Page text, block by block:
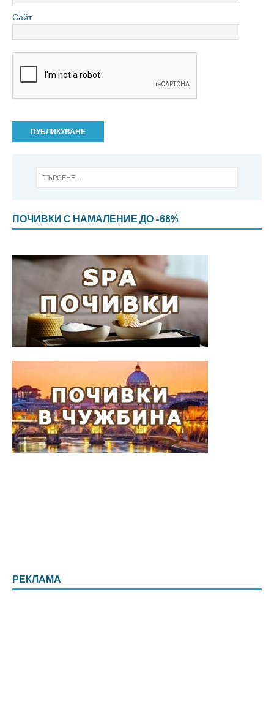
Сайт
ПОЧИВКИ С НАМАЛЕНИЕ ДО -68%
РЕКЛАМА